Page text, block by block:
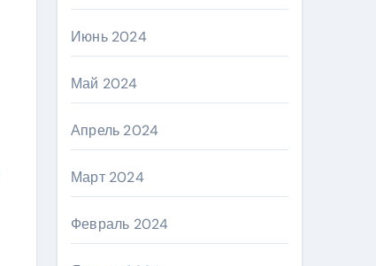
Июнь 2024
Май 2024
Апрель 2024
Март 2024
Февраль 2024